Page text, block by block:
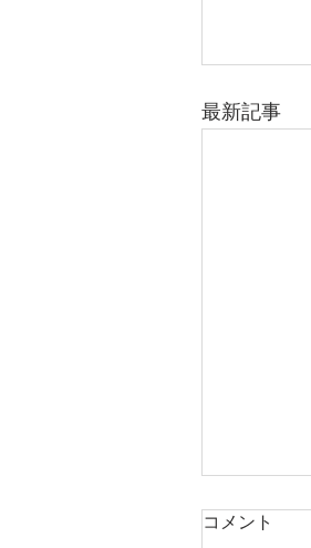
最新記事
コメント